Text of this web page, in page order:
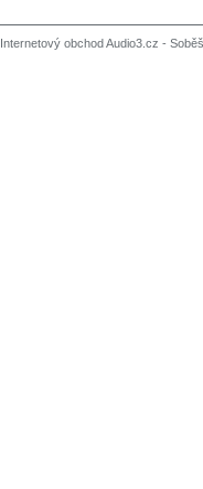
Internetový obchod Audio3.cz -